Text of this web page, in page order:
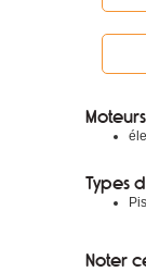
Types
Noter